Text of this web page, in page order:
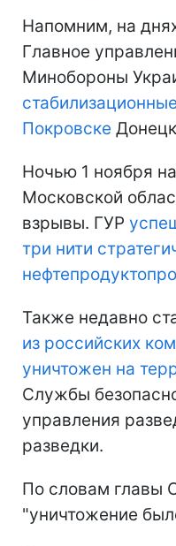
Напомним, на
Главное
Минобороны
Покровске
Ночью 1 ноября
Московской
взрывы. ГУР
три нити
Также недавно
из российских
уничтожен на
Службы
управления
разведки.
По словам главы
"уничтожение